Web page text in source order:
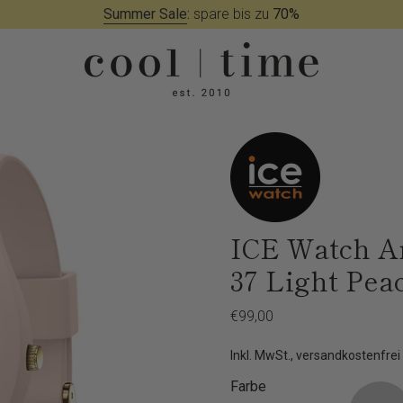
Summer Sale: spare bis zu 70%
ICE Watch
37 Light
Regulärer
€99,00
Inkl. MwSt., versandkostenfrei
Farbe